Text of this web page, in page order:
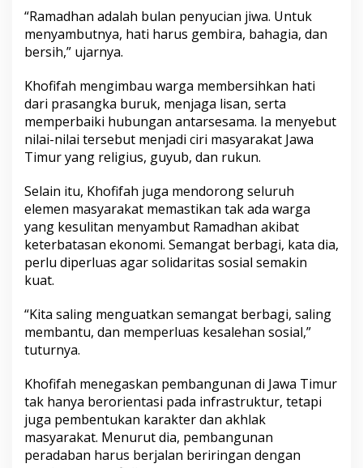
d
h
“Ramadhan adalah bulan penyucian jiwa. Untuk
menyambutnya, hati harus gembira, bahagia, dan
bersih,” ujarnya.
Khofifah mengimbau warga membersihkan hati
dari prasangka buruk, menjaga lisan, serta
memperbaiki hubungan antarsesama. Ia menyebut
nilai-nilai tersebut menjadi ciri masyarakat Jawa
Timur yang religius, guyub, dan rukun.
Selain itu, Khofifah juga mendorong seluruh
elemen masyarakat memastikan tak ada warga
yang kesulitan menyambut Ramadhan akibat
keterbatasan ekonomi. Semangat berbagi, kata dia,
perlu diperluas agar solidaritas sosial semakin
kuat.
“Kita saling menguatkan semangat berbagi, saling
membantu, dan memperluas kesalehan sosial,”
tuturnya.
Khofifah menegaskan pembangunan di Jawa Timur
tak hanya berorientasi pada infrastruktur, tetapi
juga pembentukan karakter dan akhlak
masyarakat. Menurut dia, pembangunan
peradaban harus berjalan beriringan dengan